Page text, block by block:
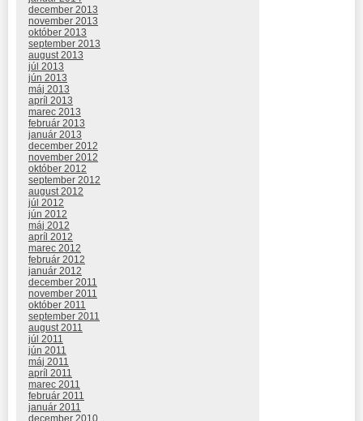
december 2013
november 2013
október 2013
september 2013
august 2013
júl 2013
jún 2013
máj 2013
apríl 2013
marec 2013
február 2013
január 2013
december 2012
november 2012
október 2012
september 2012
august 2012
júl 2012
jún 2012
máj 2012
apríl 2012
marec 2012
február 2012
január 2012
december 2011
november 2011
október 2011
september 2011
august 2011
júl 2011
jún 2011
máj 2011
apríl 2011
marec 2011
február 2011
január 2011